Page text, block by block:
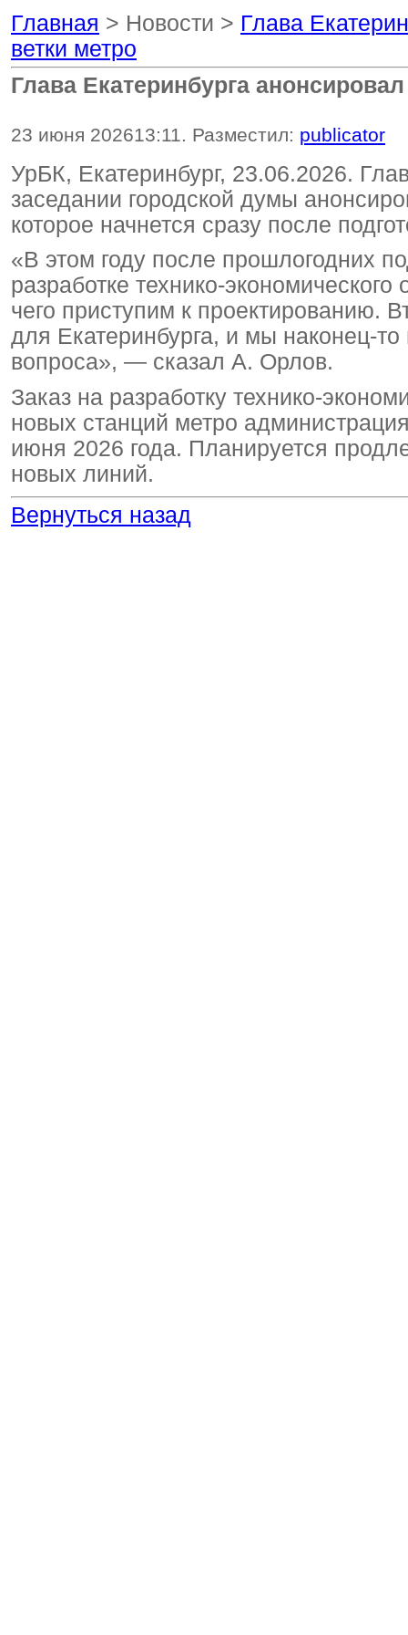
Главная > Новости > Глава
ветки метро
Глава Екатеринбурга
23 июня 202613:11. Разместил: publicator
УрБК, Екатеринбург, 23.06.2026.
заседании городской думы
которое начнется сразу после
«В этом году после прошлогодних
разработке технико-
чего приступим к проектированию.
для Екатеринбурга, и мы наконец-
вопроса», — сказал А. Орлов.
Заказ на разработку технико-
новых станций метро
июня 2026 года. Планируется
новых линий.
Вернуться назад